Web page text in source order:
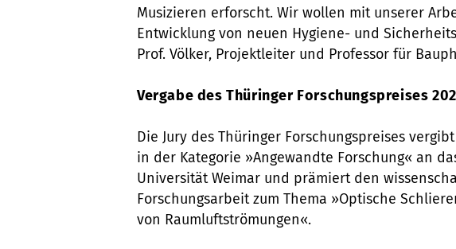
Musizieren erforscht. Wir wollen mit unserer
Entwicklung von neuen Hygiene- und
Prof. Völker, Projektleiter und Professor für
Vergabe des Thüringer Forschungspreises
Die Jury des Thüringer Forschungspreises
in der Kategorie »Angewandte Forschung« an
Universität Weimar und prämiert den
Forschungsarbeit zum Thema »Optische
von Raumluftströmungen«.